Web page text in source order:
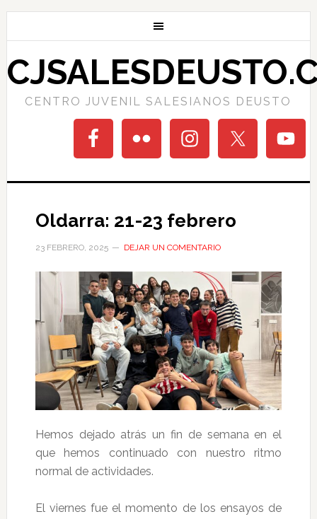
CENTRO JUVENIL SALESIANOS DEUSTO
Oldarra: 21-23 febrero
23 FEBRERO, 2025 DEJAR UN COMENTARIO
Hemos dejado atrás un fin de semana en el
que hemos continuado con nuestro ritmo
normal de actividades.
El viernes fue el momento de los ensayos de